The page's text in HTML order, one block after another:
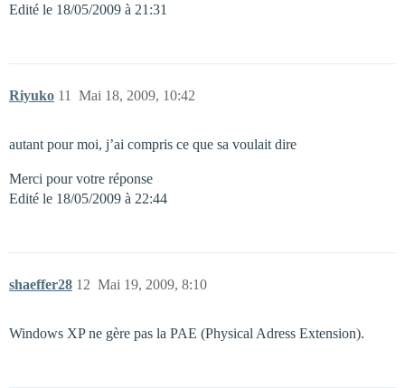
Edité le 18/05/2009 à 21:31
Riyuko Mai 18, 2009, 10:42
11
autant pour moi, j’ai compris ce que sa voulait dire
Merci pour votre réponse
Edité le 18/05/2009 à 22:44
shaeffer28 Mai 19, 2009, 8:10
12
Windows XP ne gère pas la PAE (Physical Adress Extension).